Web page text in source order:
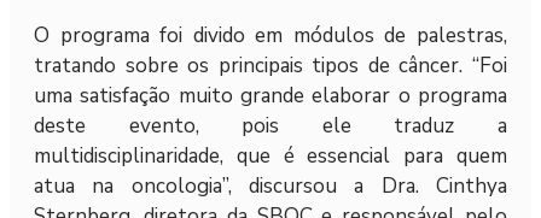
O programa foi divido em módulos de palestras,
tratando sobre os principais tipos de câncer. “Foi
uma satisfação muito grande elaborar o programa
deste evento, pois ele traduz a
multidisciplinaridade, que é essencial para quem
atua na oncologia”, discursou a Dra. Cinthya